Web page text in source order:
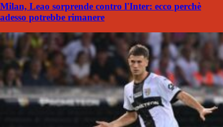
Milan, Leao sorprende contro l'Inter: ecco perchè
adesso potrebbe rimanere